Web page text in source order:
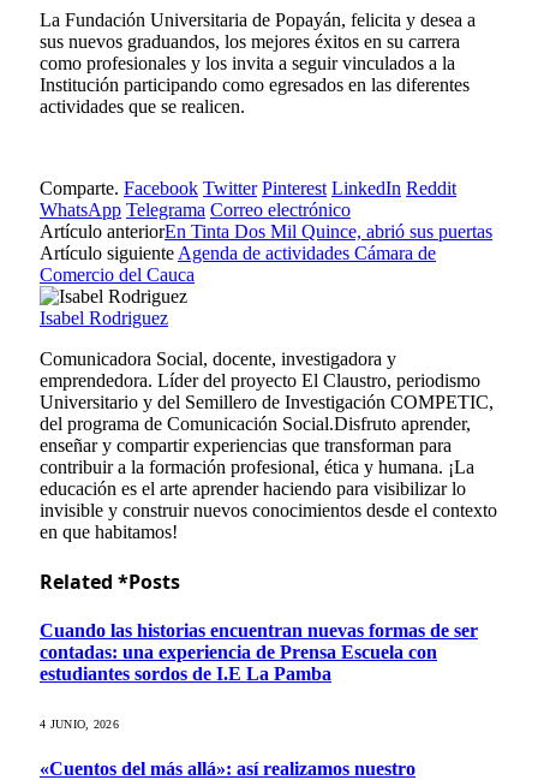
La Fundación Universitaria de Popayán, felicita y desea a
sus nuevos graduandos, los mejores éxitos en su carrera
como profesionales y los invita a seguir vinculados a la
Institución participando como egresados en las diferentes
actividades que se realicen.
Comparte. Facebook Twitter Pinterest LinkedIn Reddit
WhatsApp Telegrama Correo electrónico
Artículo anteriorEn Tinta Dos Mil Quince, abrió sus puertas
Artículo siguiente Agenda de actividades Cámara de
Comercio del Cauca
Isabel Rodriguez
Comunicadora Social, docente, investigadora y
emprendedora. Líder del proyecto El Claustro, periodismo
Universitario y del Semillero de Investigación COMPETIC,
del programa de Comunicación Social.Disfruto aprender,
enseñar y compartir experiencias que transforman para
contribuir a la formación profesional, ética y humana. ¡La
educación es el arte aprender haciendo para visibilizar lo
invisible y construir nuevos conocimientos desde el contexto
en que habitamos!
Related *Posts
Cuando las historias encuentran nuevas formas de ser
contadas: una experiencia de Prensa Escuela con
estudiantes sordos de I.E La Pamba
4 JUNIO, 2026
«Cuentos del más allá»: así realizamos nuestro